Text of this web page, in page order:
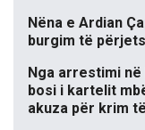
Nëna e Ardian
burgim të
Nga arrestimi në
bosi i kartelit
akuza për krim